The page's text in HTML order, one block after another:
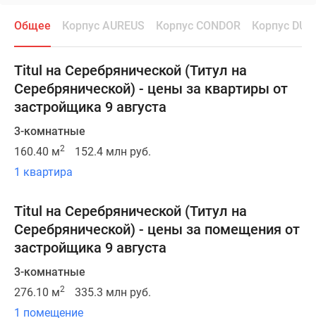
реки
Яузы,
Зарядья
и
Кремля.
Восемь
премиальных
(от
до
9
этажей)
натуральным
камнем
и
Общее Корпус AUREUS Корпус CONDOR Корпус
Titul на Серебрянической (Титул на
Серебрянической) - цены за квартиры от
застройщика 9 августа
3-комнатные
160.40 м2
152.4 млн руб.
1 квартира
Titul на Серебрянической (Титул на
Серебрянической) - цены за помещения от
застройщика 9 августа
3-комнатные
276.10 м2
335.3 млн руб.
1 помещение